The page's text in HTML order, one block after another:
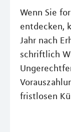
Wenn Sie
entdecken,
Jahr nach
schriftlich
fristlosen